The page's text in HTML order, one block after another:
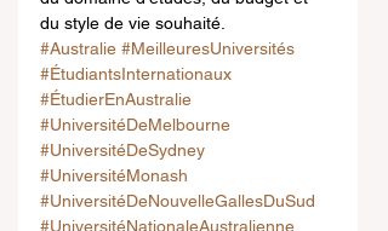
du style de vie souhaité.
#Australie #MeilleuresUniversités
#ÉtudiantsInternationaux
#ÉtudierEnAustralie
#UniversitéDeMelbourne
#UniversitéDeSydney
#UniversitéMonash
#UniversitéDeNouvelleGallesDuSud
#UniversitéNationaleAustralienne